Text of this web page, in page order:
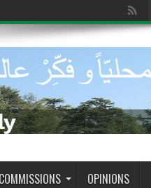
de tomar decisões decisivas
COMMISSIONS OPINIONS